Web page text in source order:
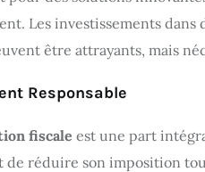
Les investissements dans
être attrayants, mais
Responsable
fiscale est une part
de réduire son imposition